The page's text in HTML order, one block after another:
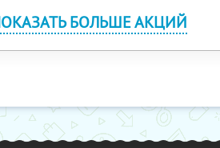
БОЛЬШЕ АКЦИЙ